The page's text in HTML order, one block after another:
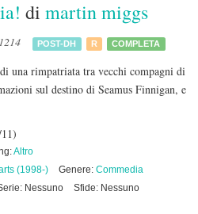
di martin miggs
POST-DH R COMPLETA
una rimpatriata tra vecchi compagni di
sul destino di Seamus Finnigan, e
Altro
(1998-) Genere: Commedia
Nessuno
Sfide: Nessuno